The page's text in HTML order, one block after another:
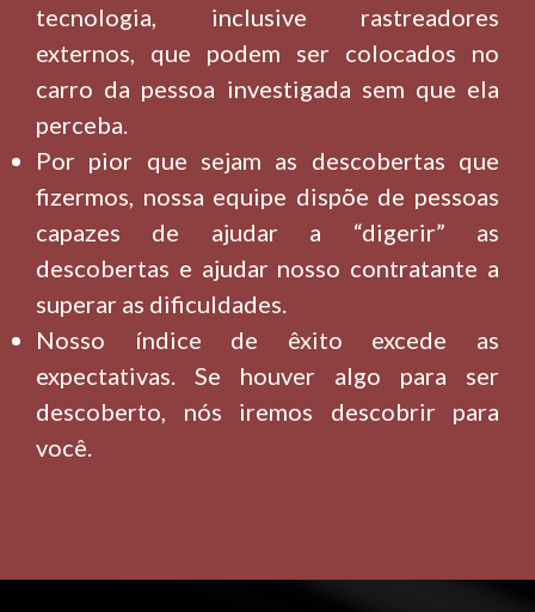
tecnologia, inclusive rastreadores
externos, que podem ser colocados no
carro da pessoa investigada sem que ela
perceba.
Por pior que sejam as descobertas que
fizermos, nossa equipe dispõe de pessoas
capazes de ajudar a “digerir” as
descobertas e ajudar nosso contratante a
superar as dificuldades.
Nosso índice de êxito excede as
expectativas. Se houver algo para ser
descoberto, nós iremos descobrir para
você.